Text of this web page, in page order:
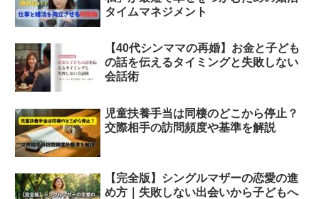
タイムマネジメント
【40代シンママの再婚】お金と子ども
の話を伝えるタイミングと失敗しない
会話術
児童扶養手当は同棲のどこから停止？
交際相手の訪問頻度や基準を解説
【完全版】シングルマザーの恋愛の進
め方｜失敗しない出会いから子どもへ